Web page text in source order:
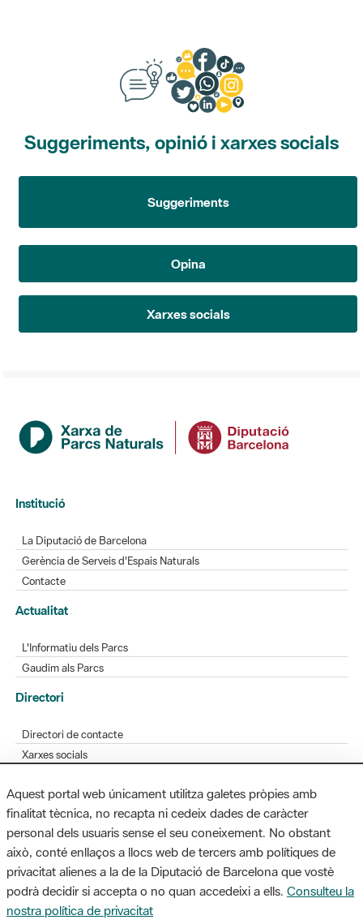
Suggeriments, opinió i xarxes socials
Suggeriments
Opina
Xarxes socials
Institució
Gerència de Serveis d'Espais Naturals
Actualitat
L'Informatiu dels Parcs
Gaudim als Parcs
Directori de contacte
Xarxes socials
Bústia de suggeriments
Opineu sobre els parcs
MAPA WEB AVÍS LEGAL ACCESSIBILITAT
Diputació de Barcelona. Edifici Llacuna, 1a planta. Badajoz, 49. 08005
Barcelona. Tel. 934 022 428 / xarxaparcs@diba.cat
Aquest portal web únicament utilitza galetes pròpies amb
finalitat tècnica, no recapta ni cedeix dades de caràcter
personal dels usuaris sense el seu coneixement. No obstant
això, conté enllaços a llocs web de tercers amb polítiques de
privacitat alienes a la de la Diputació de Barcelona que vostè
podrà decidir si accepta o no quan accedeixi a ells. Consulteu la
nostra política de privacitat